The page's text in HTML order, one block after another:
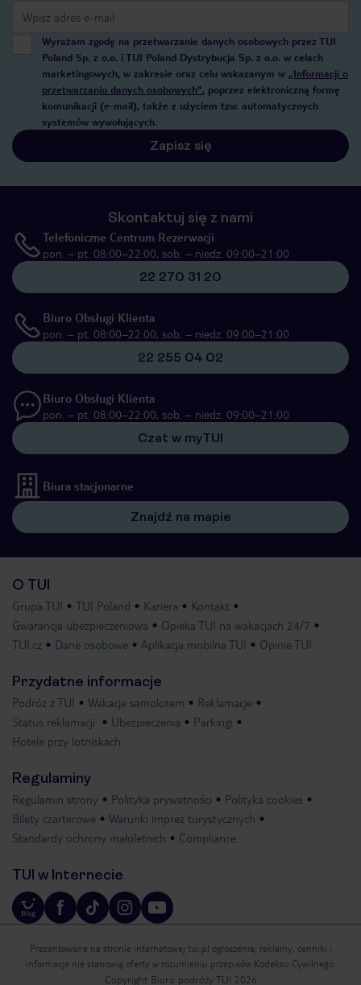
Wyrażam zgodę na przetwarzanie danych osobowych przez TUI
Poland Sp. z o.o. i TUI Poland Dystrybucja Sp. z o.o. w celach
marketingowych, w zakresie oraz celu wskazanym w „Informacji o
przetwarzaniu danych osobowych”, poprzez elektroniczną formę
komunikacji (e-mail), także z użyciem tzw. automatycznych
systemów wywołujących.
Zapisz się
Skontaktuj się z nami
Telefoniczne Centrum Rezerwacji
pon. – pt. 08:00–22:00, sob. – niedz. 09:00–21:00
22 270 31 20
Biuro Obsługi Klienta
pon. – pt. 08:00–22:00, sob. – niedz. 09:00–21:00
22 255 04 02
Biuro Obsługi Klienta
pon. – pt. 08:00–22:00, sob. – niedz. 09:00–21:00
Czat w myTUI
Biura stacjonarne
Znajdź na mapie
O TUI
Grupa TUI TUI Poland Kariera
Kontakt
Gwarancja ubezpieczeniowa
Opieka TUI na wakacjach 24/7
TUI.cz
Dane osobowe Aplikacja mobilna TUI Opinie TUI
Przydatne informacje
Podróż z TUI Wakacje samolotem
Reklamacje
Status reklamacji
Ubezpieczenia
Parkingi
Hotele przy lotniskach
Regulaminy
Regulamin strony Polityka prywatności
Polityka cookies
Bilety czarterowe
Warunki imprez turystycznych
Standardy ochrony małoletnich
Compliance
TUI w Internecie
Prezentowane na stronie internetowej tui.pl ogłoszenia, reklamy, cenniki i
informacje nie stanowią oferty w rozumieniu przepisów Kodeksu Cywilnego.
Copyright Biuro podróży TUI 2026